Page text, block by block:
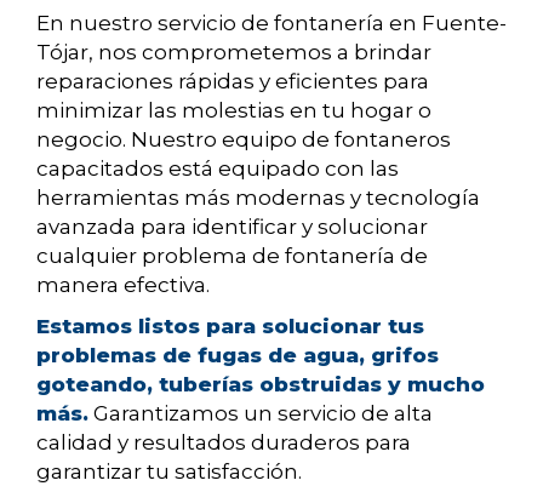
En nuestro servicio de fontanería en Fuente-
Tójar, nos comprometemos a brindar
reparaciones rápidas y eficientes para
minimizar las molestias en tu hogar o
negocio. Nuestro equipo de fontaneros
capacitados está equipado con las
herramientas más modernas y tecnología
avanzada para identificar y solucionar
cualquier problema de fontanería de
manera efectiva.
Estamos listos para solucionar tus
problemas de fugas de agua, grifos
goteando, tuberías obstruidas y mucho
más. Garantizamos un servicio de alta
calidad y resultados duraderos para
garantizar tu satisfacción.